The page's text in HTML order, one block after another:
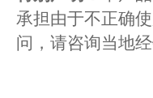
承担由于不正确
问，请咨询当地